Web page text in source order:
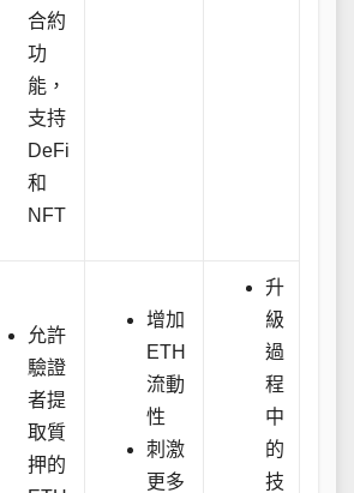
合約
功
能，
支持
DeFi
和
NFT
允許
驗證
者提
取質
押的
增加
ETH
流動
性
刺激
更多
升
級
過
程
中
的
技